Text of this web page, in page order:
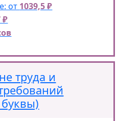
от 1039,5 ₽
₽
труда и